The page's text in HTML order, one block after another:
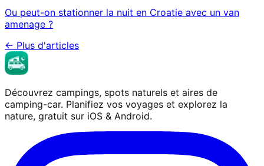
Ou peut-on stationner la nuit en Croatie avec un van
amenage ?
← Plus d'articles
Découvrez campings, spots naturels et aires de
camping-car. Planifiez vos voyages et explorez la
nature, gratuit sur iOS & Android.